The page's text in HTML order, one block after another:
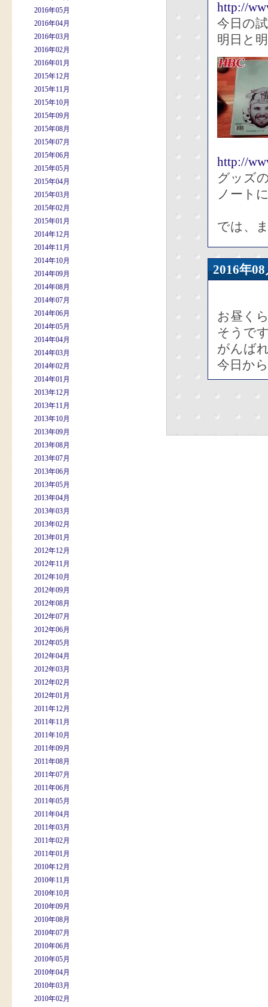
2016年05月
2016年04月
2016年03月
2016年02月
2016年01月
2015年12月
2015年11月
2015年10月
2015年09月
2015年08月
2015年07月
2015年06月
2015年05月
2015年04月
2015年03月
2015年02月
2015年01月
2014年12月
2014年11月
2014年10月
2014年09月
2014年08月
2014年07月
2014年06月
2014年05月
2014年04月
2014年03月
2014年02月
2014年01月
2013年12月
2013年11月
2013年10月
2013年09月
2013年08月
2013年07月
2013年06月
2013年05月
2013年04月
2013年03月
2013年02月
2013年01月
2012年12月
2012年11月
2012年10月
2012年09月
2012年08月
2012年07月
2012年06月
2012年05月
2012年04月
2012年03月
2012年02月
2012年01月
2011年12月
2011年11月
2011年10月
2011年09月
2011年08月
2011年07月
2011年06月
2011年05月
2011年04月
2011年03月
2011年02月
2011年01月
2010年12月
2010年11月
2010年10月
2010年09月
2010年08月
2010年07月
2010年06月
2010年05月
2010年04月
2010年03月
2010年02月
http://
今日の
明日と
http://
グッズ
ノート
では、
2016年
お昼く
そうで
がんば
今日か